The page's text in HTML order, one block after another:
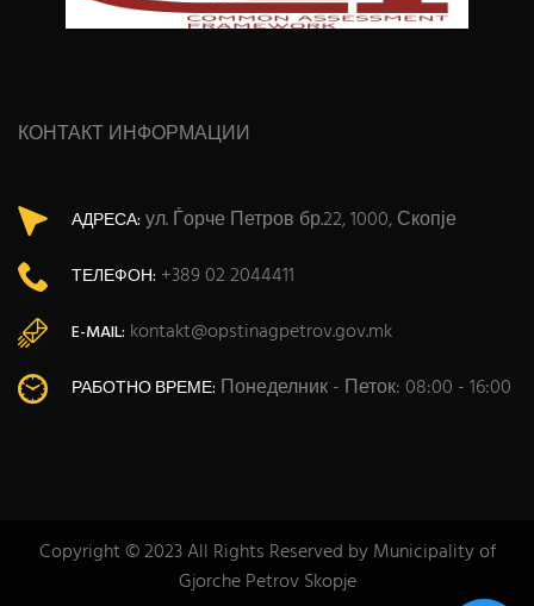
КОНТАКТ ИНФОРМАЦИИ
АДРЕСА: ул. Ѓорче Петров бр.22, 1000, Скопје
ТЕЛЕФОН: +389 02 2044411
E-MAIL: kontakt@opstinagpetrov.gov.mk
РАБОТНО ВРЕМЕ: Понеделник - Петок: 08:00 - 16:00
Copyright © 2023 All Rights Reserved by Municipality of
Gjorche Petrov Skopje